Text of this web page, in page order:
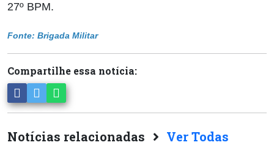
27º BPM.
Fonte: Brigada Militar
Compartilhe essa notícia:
Notícias relacionadas Ver Todas